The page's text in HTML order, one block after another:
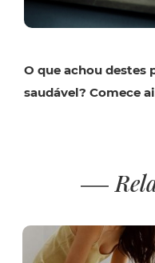
O que achou destes
saudável? Comece